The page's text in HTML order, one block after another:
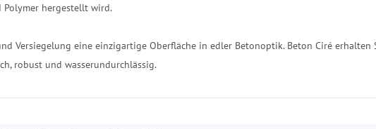
Polymer hergestellt wird.
Versiegelung eine einzigartige Oberfläche in edler Betonoptik. Beton Ciré erhalten
robust und wasserundurchlässig.